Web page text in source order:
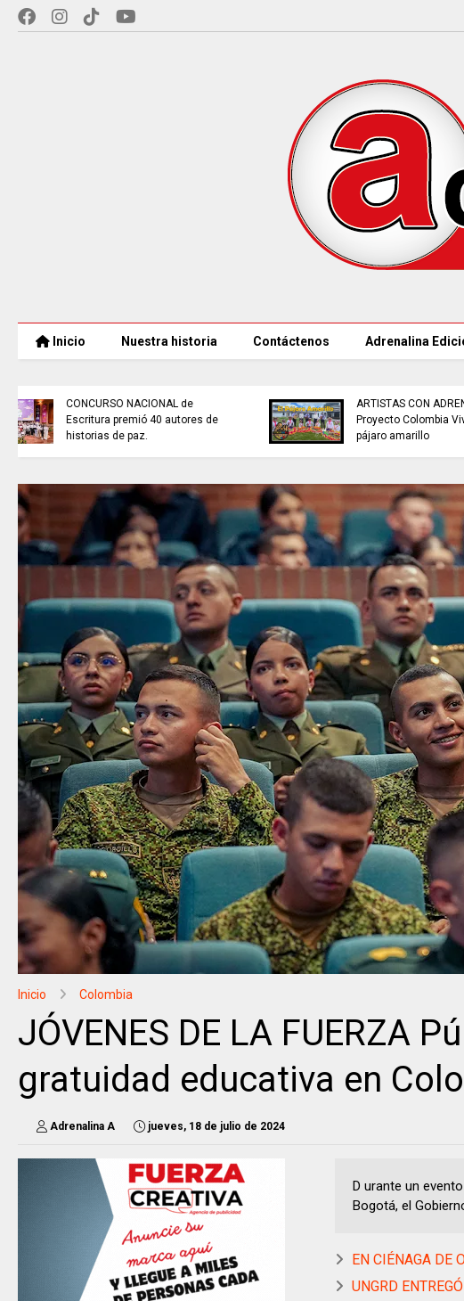
Inicio Nuestra historia Contáctenos Adrenalina
NOTICIAS de Cundinamarca con
Juan Helmuth Larrahondo
Cardona
Inicio Colombia
JÓVENES DE LA FUERZA
gratuidad educativa en
Adrenalina A jueves, 18 de julio de 2024
D urante un
Bogotá, el
EN CIÉNAGA DE
UNGRD